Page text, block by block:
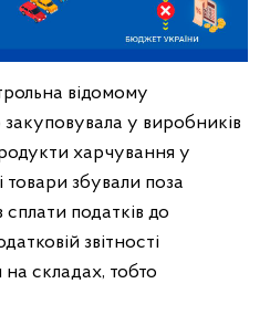
відомому
у виробників
харчування у
товари збували поза
податків до
звітності
складах, тобто